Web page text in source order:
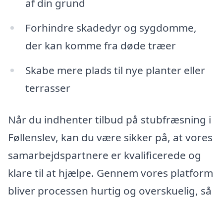
af din grund
Forhindre skadedyr og sygdomme,
der kan komme fra døde træer
Skabe mere plads til nye planter eller
terrasser
Når du indhenter tilbud på stubfræsning i
Føllenslev, kan du være sikker på, at vores
samarbejdspartnere er kvalificerede og
klare til at hjælpe. Gennem vores platform
bliver processen hurtig og overskuelig, så